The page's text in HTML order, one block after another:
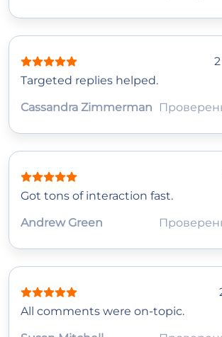
Targeted replies helped.
Cassandra Zimmerman
Got tons of interaction fast.
Andrew Green
All comments were on-topic.